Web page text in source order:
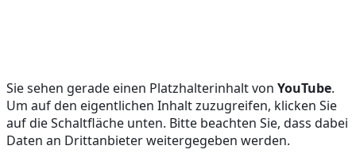
Sie sehen gerade einen Platzhalterinhalt von YouTube.
Um auf den eigentlichen Inhalt zuzugreifen, klicken Sie
auf die Schaltfläche unten. Bitte beachten Sie, dass dabei
Daten an Drittanbieter weitergegeben werden.